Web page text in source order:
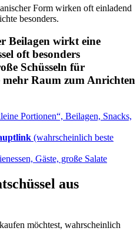
Form wirken oft einladend
besonders.
Beilagen wirkt eine
oft besonders
Schüsseln für
mehr Raum zum Anrichten
Portionen“, Beilagen, Snacks,
(wahrscheinlich beste
Gäste, große Salate
aus
möchtest, wahrscheinlich